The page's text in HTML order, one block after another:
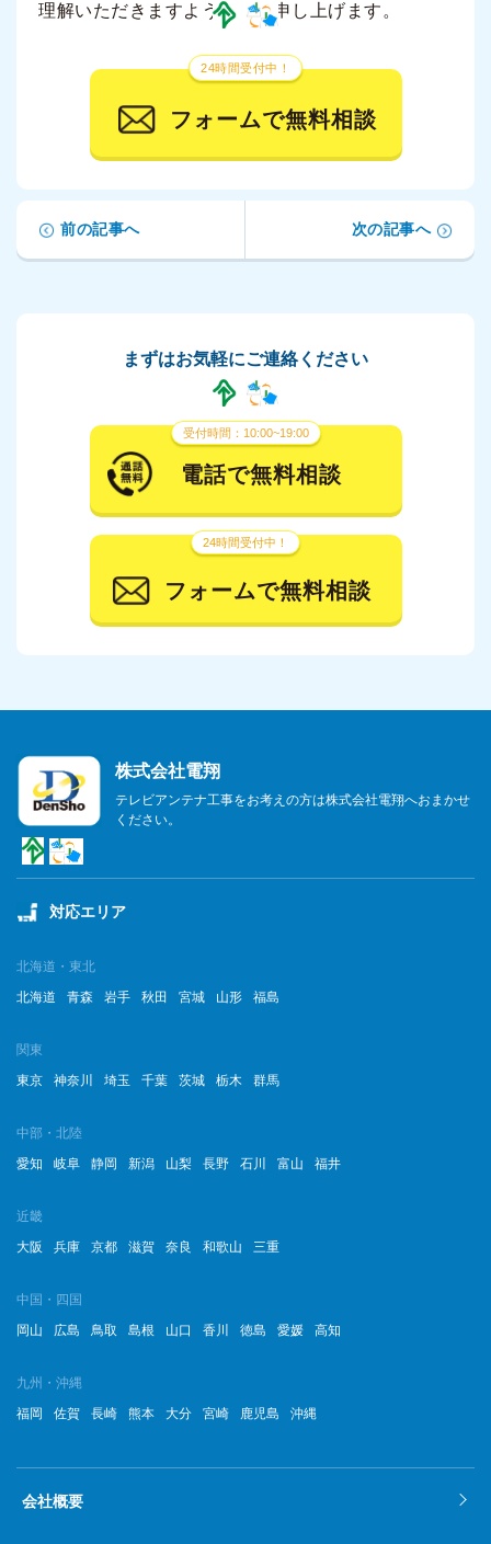
理解いただきますようお願い申し上げます。
24時間受付中！
フォームで無料相談
前の記事へ 次の記事へ
まずはお気軽にご連絡ください
受付時間：10:00~19:00
電話で無料相談
24時間受付中！
フォームで無料相談
株式会社電翔
テレビアンテナ工事をお考えの方は株式会社電翔へおまかせ
ください。
対応エリア
北海道・東北
北海道
青森 岩手 秋田 宮城 山形 福島
関東
東京
神奈川 埼玉 千葉 茨城 栃木 群馬
中部・北陸
愛知
岐阜 静岡 新潟 山梨 長野 石川 富山 福井
近畿
大阪
兵庫 京都 滋賀 奈良 和歌山 三重
中国・四国
岡山
広島 鳥取 島根 山口 香川 徳島 愛媛 高知
九州・沖縄
福岡
佐賀 長崎 熊本 大分 宮崎 鹿児島 沖縄
会社概要